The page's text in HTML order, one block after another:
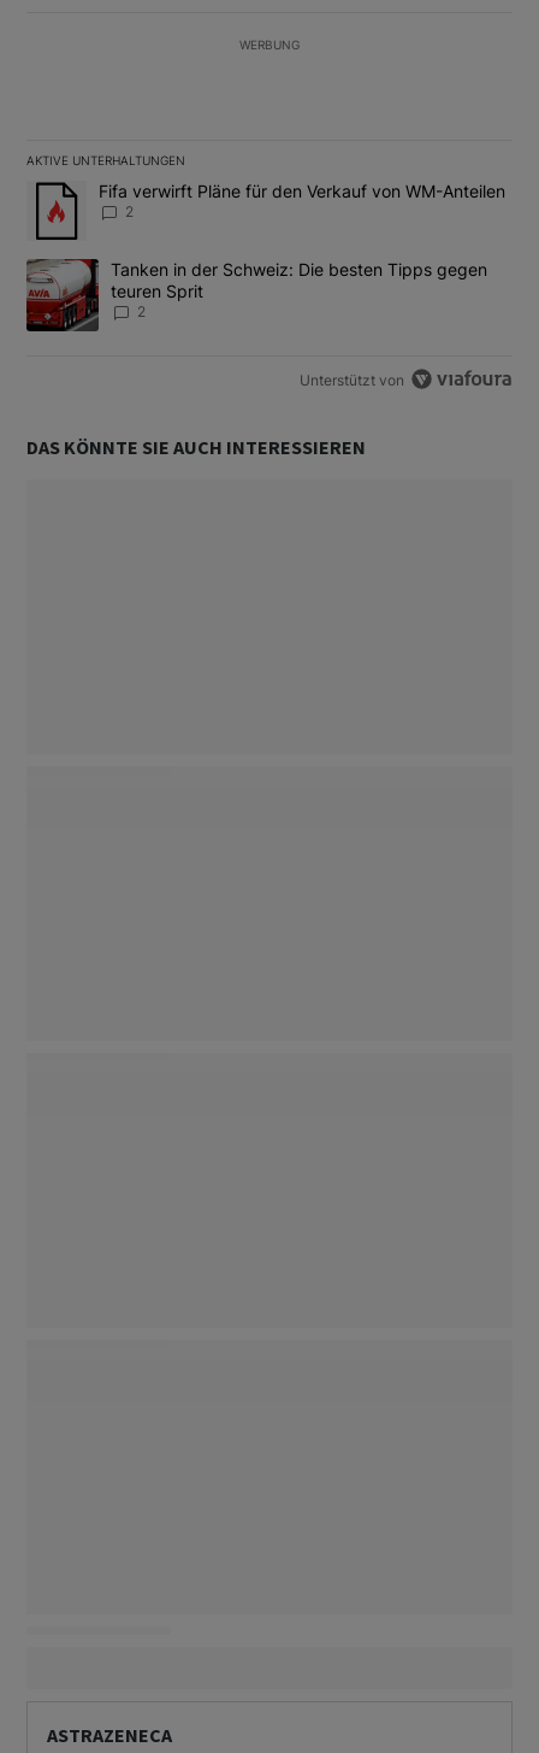
WERBUNG
AKTIVE UNTERHALTUNGEN
Das Folgende ist eine Liste der am meisten kommentierten
Ein Trendartikel mit dem Titel "Fifa verwirft Pläne für den
Fifa verwirft Pläne für den Verkauf von WM-Anteilen
2
Ein Trendartikel mit dem Titel "Tanken in der Schweiz: Die
Tanken in der Schweiz: Die besten Tipps gegen
teuren Sprit
2
Unterstützt von
DAS KÖNNTE SIE AUCH INTERESSIEREN
ASTRAZENECA